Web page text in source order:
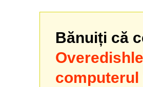
Bănuiți că
computerul